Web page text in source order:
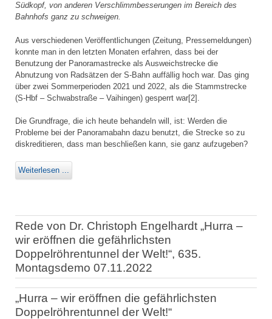
Südkopf, von anderen Verschlimmbesserungen im Bereich des
Bahnhofs ganz zu schweigen.
Aus verschiedenen Veröffentlichungen (Zeitung, Pressemeldungen)
konnte man in den letzten Monaten erfahren, dass bei der
Benutzung der Panoramastrecke als Ausweichstrecke die
Abnutzung von Radsätzen der S-Bahn auffällig hoch war. Das ging
über zwei Sommerperioden 2021 und 2022, als die Stammstrecke
(S-Hbf – Schwabstraße – Vaihingen) gesperrt war[2].
Die Grundfrage, die ich heute behandeln will, ist: Werden die
Probleme bei der Panoramabahn dazu benutzt, die Strecke so zu
diskreditieren, dass man beschließen kann, sie ganz aufzugeben?
Weiterlesen ...
Rede von Dr. Christoph Engelhardt „Hurra –
wir eröffnen die gefährlichsten
Doppelröhrentunnel der Welt!“, 635.
Montagsdemo 07.11.2022
„Hurra – wir eröffnen die gefährlichsten
Doppelröhrentunnel der Welt!“